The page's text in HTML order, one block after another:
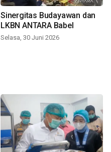
Sinergitas Budayawan dan
LKBN ANTARA Babel
Selasa, 30 Juni 2026